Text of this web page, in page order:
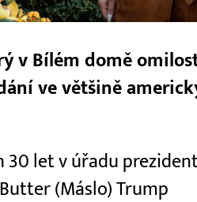
v Bílém domě
ve většině
30 let v úřadu
(Máslo) Trump